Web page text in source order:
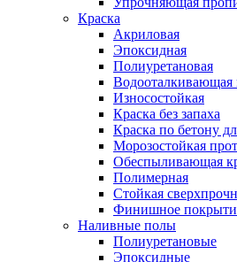
Краска
Акриловая
Эпоксидная
Полиуретановая
Водооталкивающая
Износостойкая
Краска без запаха
Краска по бетону
Морозостойкая
Обеспыливающая
Полимерная
Стойкая
Финишное
Наливные полы
Полиуретановые
Эпоксидные